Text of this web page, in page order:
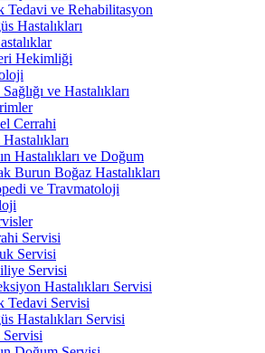
Tedavi ve Rehabilitasyon
Hastalıkları
Hekimliği
ve Hastalıkları
Cerrahi
Hastalıkları ve Doğum
Burun Boğaz Hastalıkları
ve Travmatoloji
Servisi
Servisi
Servisi
Hastalıkları Servisi
Tedavi Servisi
Hastalıkları Servisi
Servisi